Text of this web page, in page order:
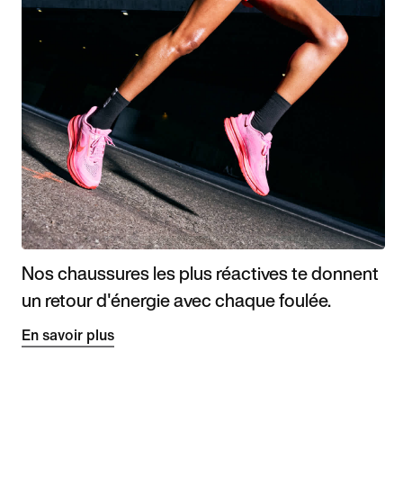
Nos chaussures les plus réactives te donnent
un retour d'énergie avec chaque foulée.
En savoir plus